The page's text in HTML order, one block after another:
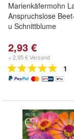
Marienkäfermohn
Anspruchslose
u Schnittblume
2,93 €
+ 2,95 € Versand
1